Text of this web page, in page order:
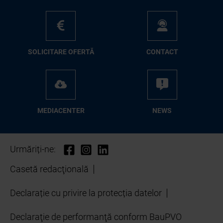
SO­LI­CI­TA­RE OFER­TĂ CON­TA­CT
ME­D­IA­CEN­TER NEWS
Urmăriți-ne:
Casetă redacţională
Declarație cu privire la protecția datelor
Declaraţie de performanţă conform BauPVO